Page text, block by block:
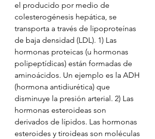
el producido por medio de
colesterogénesis hepática, se
transporta a través de lipoproteínas
de baja densidad (LDL). 1) Las
hormonas proteicas (u hormonas
polipeptídicas) están formadas de
aminoácidos. Un ejemplo es la ADH
(hormona antidiurética) que
disminuye la presión arterial. 2) Las
hormonas esteroideas son
derivados de lípidos. Las hormonas
esteroides y tiroideas son moléculas